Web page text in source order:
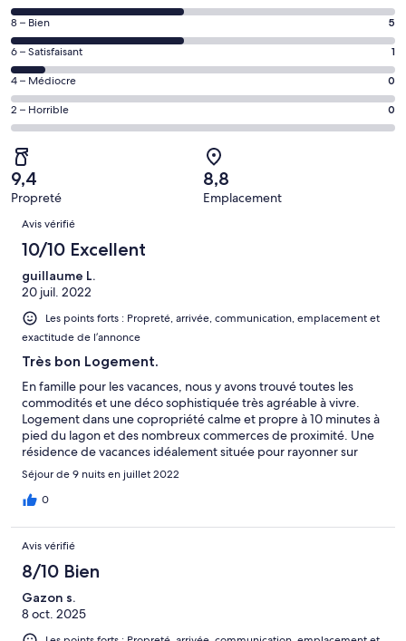
nouvelle
fenêtre
des
voyageurs
de 10
(Excellent),
d’après 5 avis
sur 11.
Note
des
voyageurs
de 8
(Bien),
d’après 5 avis
8 – Bien 5
Note
des
voyageurs
de 6
(Satisfaisant),
d’après 1 avis
sur 11.
6 – Satisfaisant 1
Note
des
voyageurs
(Médiocre),
d’après 0 avis
sur 11.
4 – Médiocre 0
Note
des
voyageurs
de 2
(Horrible),
d’après 0 avis
sur 11.
2 – Horrible 0
9,4
Propreté
8,8
Emplacement
Avis
Avis vérifié
10/10 Excellent
guillaume L.
20 juil. 2022
Les points forts : Propreté, arrivée, communication, emplacement et
exactitude de l’annonce
Très bon Logement.
En famille pour les vacances, nous y avons trouvé toutes les
commodités et une déco sophistiquée très agréable à vivre.
Logement dans une copropriété calme et propre à 10 minutes à
pied du lagon et des nombreux commerces de proximité. Une
résidence de vacances idéalement située pour rayonner sur
toute l'île.
Séjour de 9 nuits en juillet 2022
0
Avis vérifié
8/10 Bien
Gazon s.
8 oct. 2025